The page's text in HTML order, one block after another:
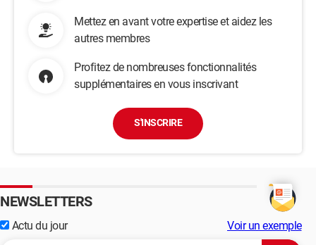
Mettez en avant votre expertise et aidez les
autres membres
Profitez de nombreuses fonctionnalités
supplémentaires en vous inscrivant
S'INSCRIRE
NEWSLETTERS
Actu du jour Voir un exemple